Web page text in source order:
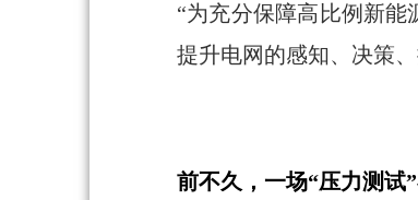
“为充分保障高比例新
提升电网的感知、决策
前不久，一场“压力测试